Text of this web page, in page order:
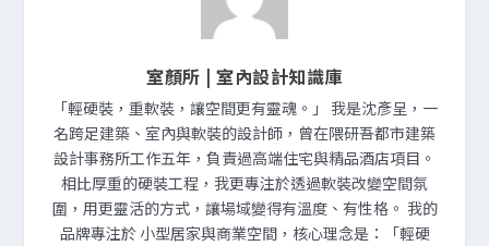
室顏所 | 室內設計知識庫
「輕硬裝，重軟裝，讓空間更有靈魂。」 我是沈彥呈，一
名跨足建築、室內與軟裝的設計師，曾在隈研吾都市建築
設計事務所工作五年，負責過高端住宅與精品酒店項目。
相比厚重的硬裝工程，我更專注於透過軟裝改變空間氛
圍，用更靈活的方式，讓場域變得有溫度、有性格。 我的
品牌專注於 小型居家與商業空間，核心理念是：「輕硬